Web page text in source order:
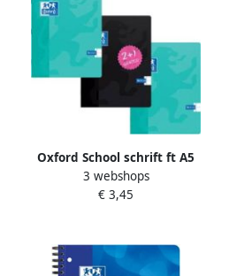
Oxford School schrift ft A5
72 bladzijden kantlijn
gelijnd pak van 3 stuks
3 webshops
€ 3,45